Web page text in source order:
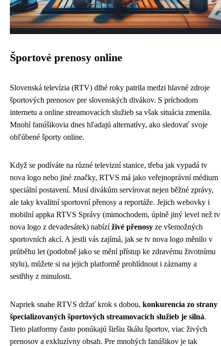
Športové prenosy online
Slovenská televízia (RTV) dlhé roky patrila medzi hlavné zdroje
športových prenosov pre slovenských divákov. S príchodom
internetu a online streamovacích služieb sa však situácia zmenila.
Mnohí fanúšikovia dnes hľadajú alternatívy, ako sledovať svoje
obľúbené športy online.
Když se podíváte na různé televizní stanice, třeba jak vypadá tv
nova logo nebo jiné značky, RTVS má jako veřejnoprávní médium
speciální postavení. Musí divákům servírovat nejen běžné zprávy,
ale taky kvalitní sportovní přenosy a reportáže. Jejich webovky i
mobilní appka RTVS Správy (mimochodem, úplně jiný level než tv
nova logo z devadesátek) nabízíživé přenosy ze všemožných
sportovních akcí. A jestli vás zajímá, jak se tv nova logo měnilo v
průběhu let (podobně jako se měnípřístup ke zdravému životnímu
stylu), můžete si na jejich platformě prohlídnout i záznamy a
sestřihy z minulosti.
Napriek snahe RTVS držať krok s dobou, konkurencia zo strany
špecializovaných športových streamovacích služieb je silná.
Tieto platformy často ponúkajú širšiu škálu športov, viac živých
prenosov a exkluzívny obsah. Pre mnohých fanúšikov je tak